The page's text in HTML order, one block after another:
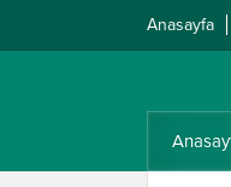
Anasayfa